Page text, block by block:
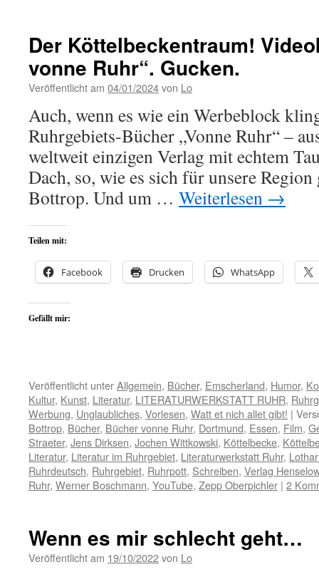
Der Köttelbeckentraum!
vonne Ruhr“. Gucken.
Veröffentlicht am 04/01/2024von Lo
Auch, wenn es wie ein Werbeblock
Ruhrgebiets-Bücher „Vonne Ruhr“ –
weltweit einzigen Verlag mit echtem
Dach, so, wie es sich für unsere
Bottrop. Und um … Weiterlesen →
Teilen mit:
Facebook Drucken WhatsApp
Gefällt mir:
Veröffentlicht unterAllgemein, Bücher, Emscherland, Humor,
Kultur, Kunst, Literatur, LITERATURWERKSTATT RUHR,
Werbung, Unglaubliches, Vorlesen, Watt et nich allet gibt! |
Bottrop, Bücher, Bücher vonne Ruhr, Dortmund, Essen, Film,
Straeter, Jens Dirksen, Jochen Wittkowski, Köttelbecke,
Literatur, Literatur im Ruhrgebiet, Literaturwerkstatt Ruhr,
Ruhrdeutsch, Ruhrgebiet, Ruhrpott, Schreiben, Verlag
Ruhr, Werner Boschmann, YouTube, Zepp Oberpichler | 2
Wenn es mir schlecht geht…
Veröffentlicht am 19/10/2022von Lo